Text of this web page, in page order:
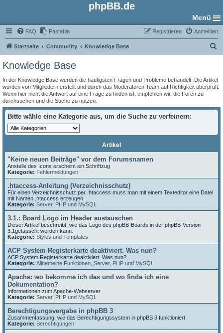
phpBB.de
Menü
FAQ Pastebin Anmelden
Registrieren
Startseite Community Knowledge Base
h
Knowledge Base
In der Knowledge Base werden die häufigsten Fragen und Probleme behandelt. Die Artikel
wurden von Mitgliedern erstellt und durch das Moderatoren Team auf Richtigkeit überprüft.
Wenn hier nicht die Antwort auf eine Frage zu finden ist, empfehlen wir, die Foren zu
durchsuchen und die Suche zu nutzen.
Bitte wähle eine Kategorie aus, um die Suche zu verfeinern:
Artikel
"Keine neuen Beiträge" vor dem Forumsnamen
Anstelle des Icons erscheint ein Schriftzug
Kategorie: Fehlermeldungen
.htaccess-Anleitung (Verzeichnisschutz)
Für einen Verzeichnisschutz per .htaccess muss man mit einem Texteditor eine Datei
mit Namen .htaccess erzeugen.
Kategorie: Server, PHP und MySQL
3.1.: Board Logo im Header austauschen
Dieser Artikel beschreibt, wie das Logo des phpBB-Boards in der phpBB-Version
3.1getauscht werden kann.
Kategorie: Styles und Templates
ACP System Registerkarte deaktiviert. Was nun?
ACP System Registerkarte deaktiviert. Was nun?
Kategorie: Allgemeine Funktionen Server, PHP und MySQL
Apache: wo bekomme ich das und wo finde ich eine
Dokumentation?
Informationen zum Apache-Webserver
Kategorie: Server, PHP und MySQL
Berechtigungsvergabe in phpBB 3
Zusammenfassung, wie das Berechtigungssystem in phpBB 3 funktioniert
Kategorie: Berechtigungen